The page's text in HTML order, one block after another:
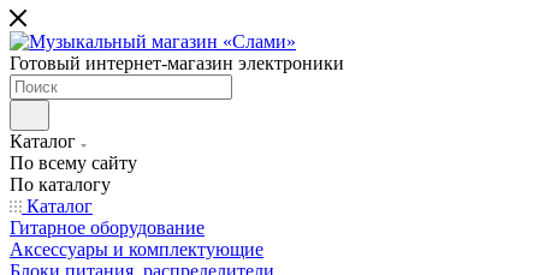
Готовый интернет-магазин электроники
Каталог
По всему сайту
По каталогу
Каталог
Гитарное оборудование
Аксессуары и комплектующие
Блоки питания, распределители